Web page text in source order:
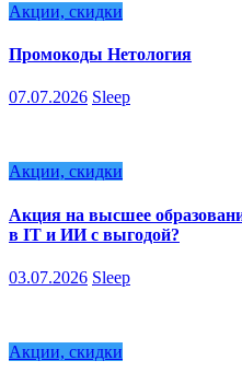
Акции, скидки
Промокоды Нетология
07.07.2026 Sleep
Акции, скидки
Акция на высшее
в IT и ИИ с выгодой?
03.07.2026 Sleep
Акции, скидки